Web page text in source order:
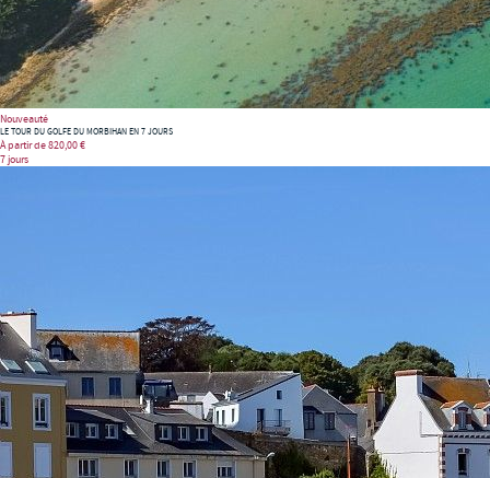
Nouveauté
LE TOUR DU GOLFE DU MORBIHAN EN 7 JOURS
À partir de820,00 €
7 jours